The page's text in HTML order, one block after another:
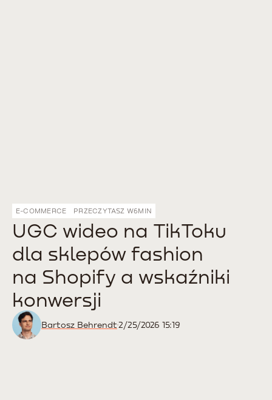
E-COMMERCE PRZECZYTASZ W6MIN
UGC wideo na TikToku
dla sklepów fashion
na Shopify a wskaźniki
konwersji
Bartosz Behrendt2/25/2026 15:19